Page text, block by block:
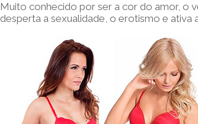
Muito conhecido por ser a cor do amor, o
desperta a sexualidade, o erotismo e ativa